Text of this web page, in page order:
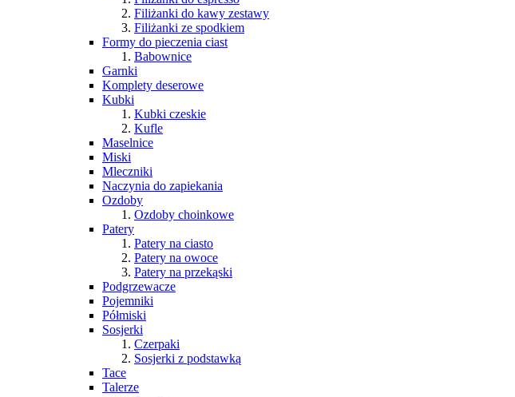
Filiżanki do kawy zestawy
Filiżanki ze spodkiem
Formy do pieczenia ciast
Babownice
Garnki
Komplety deserowe
Kubki
Kubki czeskie
Kufle
Maselnice
Miski
Mleczniki
Naczynia do zapiekania
Ozdoby
Ozdoby choinkowe
Patery
Patery na ciasto
Patery na owoce
Patery na przekąski
Podgrzewacze
Pojemniki
Półmiski
Sosjerki
Czerpaki
Sosjerki z podstawką
Tace
Talerze